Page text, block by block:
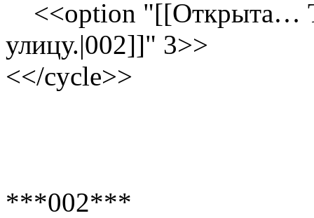
<<option "[[Открыта…
улицу.|002]]" 3>>
<</cycle>>
***002***